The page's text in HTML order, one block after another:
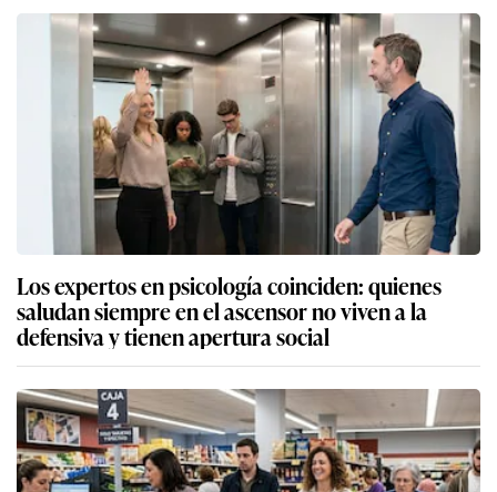
Los expertos en psicología coinciden: quienes
saludan siempre en el ascensor no viven a la
defensiva y tienen apertura social